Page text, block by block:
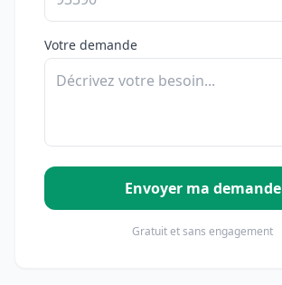
Votre demande
Envoyer ma demande
Gratuit et sans engagement